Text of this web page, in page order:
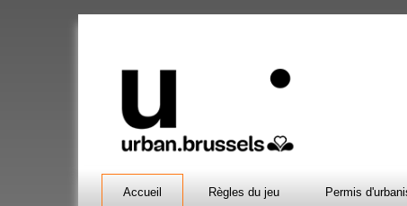
Accueil Règles du jeu Permis